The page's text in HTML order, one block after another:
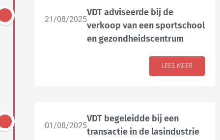
21/08/2025
VDT adviseerde bij de
verkoop van een sportschool
en gezondheidscentrum
LEES MEER
01/08/2025
VDT begeleidde bij een
transactie in de lasindustrie